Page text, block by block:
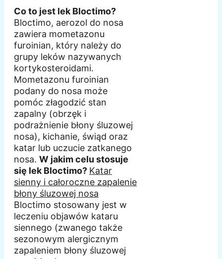
Co to jest lek Bloctimo?
Bloctimo, aerozol do nosa
zawiera mometazonu
furoinian, który należy do
grupy leków nazywanych
kortykosteroidami.
Mometazonu furoinian
podany do nosa może
pomóc złagodzić stan
zapalny (obrzęk i
podrażnienie błony śluzowej
nosa), kichanie, świąd oraz
katar lub uczucie zatkanego
nosa. W jakim celu stosuje
się lek Bloctimo? Katar
sienny i całoroczne zapalenie
błony śluzowej nosa
Bloctimo stosowany jest w
leczeniu objawów kataru
siennego (zwanego także
sezonowym alergicznym
zapaleniem błony śluzowej